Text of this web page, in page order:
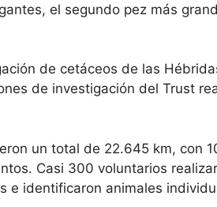
el segundo pez más
de cetáceos de las
de investigación del Trust
un total de 22.645 km, con
Casi 300 voluntarios
e identificaron animales